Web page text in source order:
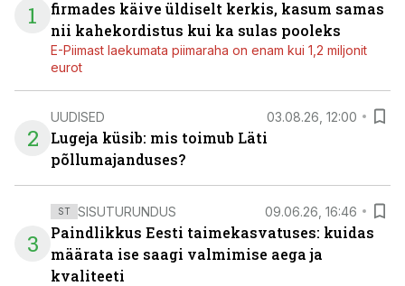
1
firmades käive üldiselt kerkis, kasum samas
nii kahekordistus kui ka sulas pooleks
E-Piimast laekumata piimaraha on enam kui 1,2 miljonit
eurot
2
UUDISED 03.08.26, 12:00
Lugeja küsib: mis toimub Läti
põllumajanduses?
3
ST SISUTURUNDUS 09.06.26, 16:46
Paindlikkus Eesti taimekasvatuses: kuidas
määrata ise saagi valmimise aega ja
kvaliteeti